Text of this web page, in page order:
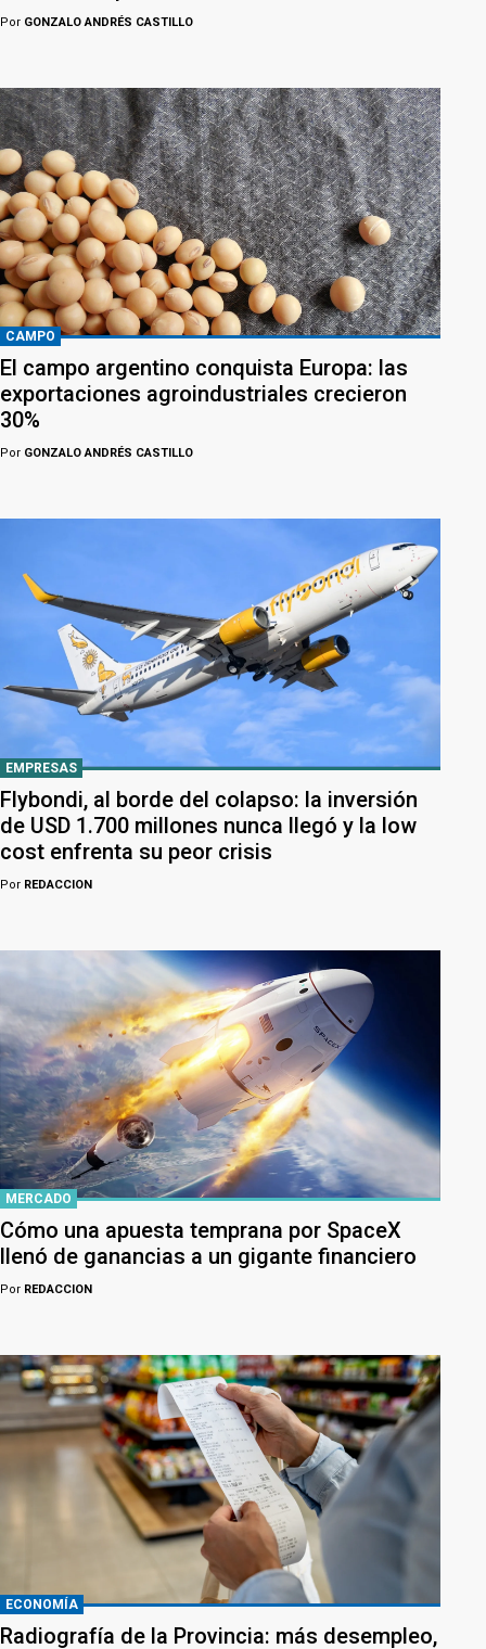
Por GONZALO ANDRÉS CASTILLO
CAMPO
El campo argentino conquista Europa: las
exportaciones agroindustriales crecieron
30%
Por GONZALO ANDRÉS CASTILLO
EMPRESAS
Flybondi, al borde del colapso: la inversión
de USD 1.700 millones nunca llegó y la low
cost enfrenta su peor crisis
Por REDACCION
MERCADO
Cómo una apuesta temprana por SpaceX
llenó de ganancias a un gigante financiero
Por REDACCION
ECONOMÍA
Radiografía de la Provincia: más desempleo,